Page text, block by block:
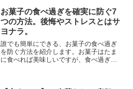
お菓子の食べ過ぎを確実に防ぐ7
つの方法。後悔やストレスとはサ
ヨナラ。
誰でも簡単にできる、お菓子の食べ過ぎ
を防ぐ方法を紹介します。お菓子はたま
に食べれば美味しいですが、食べ過ぎる